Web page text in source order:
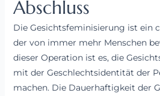
Abschluss
Die Gesichtsfeminisierung ist ein
der von immer mehr Menschen
dieser Operation ist es, die
mit der Geschlechtsidentität der
machen. Die Dauerhaftigkeit der